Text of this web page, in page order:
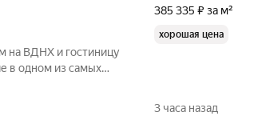
на ВДНХ и гостиницу
в одном из самых
кирпичного
385 335 ₽ за м²
хорошая цена
3 часа назад